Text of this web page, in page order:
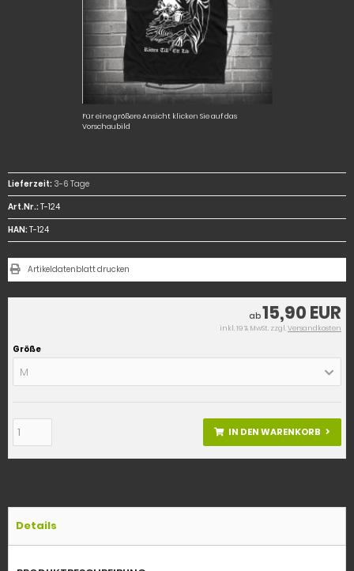
Für eine größere Ansicht klicken Sie auf das
Vorschaubild
ab15,90 EUR
inkl. 19 % MwSt. zzgl.Versandkosten
Größe
M
IN DEN WARENKORB
Lieferzeit: 3-6 Tage
Art.Nr.:T-124
HAN:T-124
Artikeldatenblatt drucken
Details